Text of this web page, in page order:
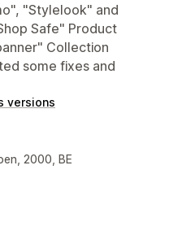
"Stylelook" and
Safe" Product
Collection
some fixes and
versions
2000, BE